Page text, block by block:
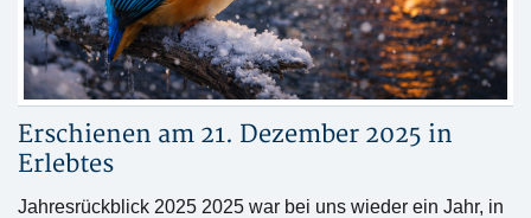
Erschienen am 21. Dezember 2025 in
Erlebtes
Jahresrückblick 2025 2025 war bei uns wieder ein Jahr, in